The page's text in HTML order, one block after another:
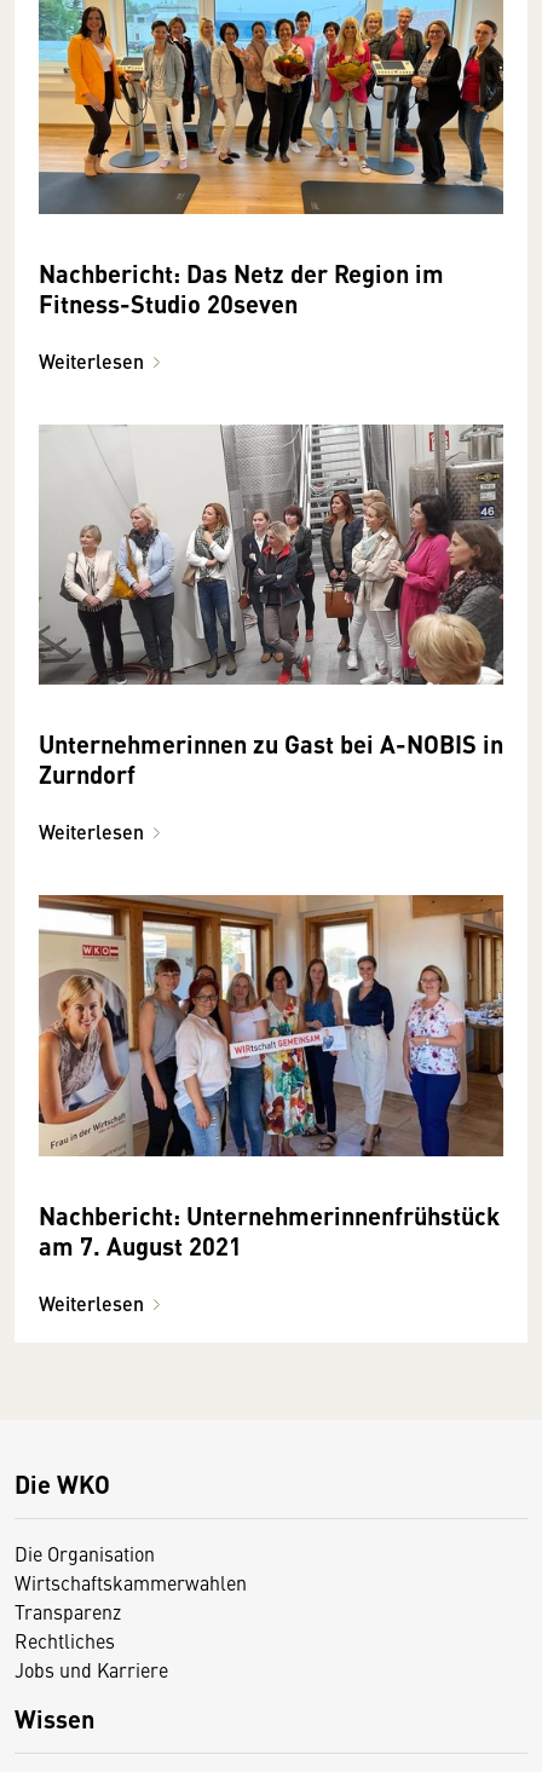
Nachbericht: Das Netz der Region im
Fitness-Studio 20seven
Weiterlesen
Unternehmerinnen zu Gast bei A-NOBIS in
Zurndorf
Weiterlesen
Nachbericht: Unternehmerinnenfrühstück
am 7. August 2021
Weiterlesen
Die WKO
Die Organisation
Wirtschaftskammerwahlen
Transparenz
Rechtliches
Jobs und Karriere
Wissen